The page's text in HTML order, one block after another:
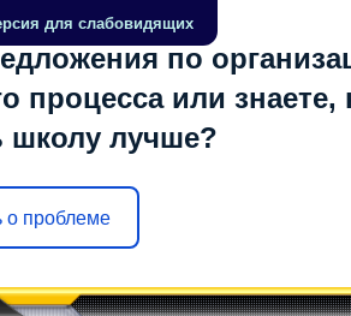
для слабовидящих
по
процесса или знаете,
школу лучше?
о проблеме